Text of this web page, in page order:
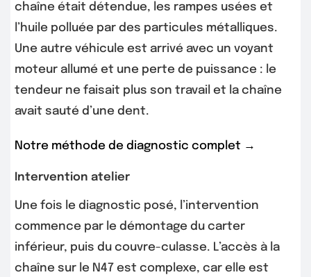
chaîne était détendue, les rampes usées et
l’huile polluée par des particules métalliques.
Une autre véhicule est arrivé avec un voyant
moteur allumé et une perte de puissance : le
tendeur ne faisait plus son travail et la chaîne
avait sauté d’une dent.
Notre méthode de diagnostic complet →
Intervention atelier
Une fois le diagnostic posé, l’intervention
commence par le démontage du carter
inférieur, puis du couvre-culasse. L’accès à la
chaîne sur le N47 est complexe, car elle est